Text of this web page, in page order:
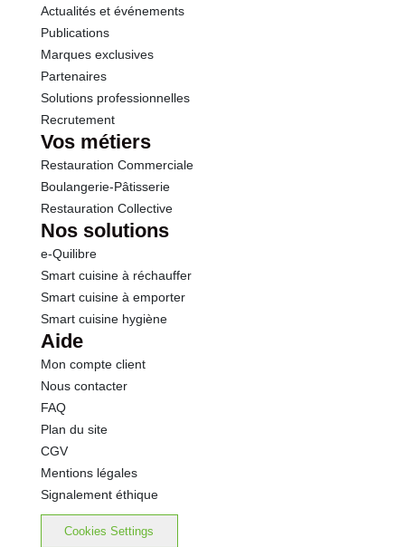
Actualités et événements
Publications
Marques exclusives
Partenaires
Solutions professionnelles
Recrutement
Vos métiers
Restauration Commerciale
Boulangerie-Pâtisserie
Restauration Collective
Nos solutions
e-Quilibre
Smart cuisine à réchauffer
Smart cuisine à emporter
Smart cuisine hygiène
Aide
Mon compte client
Nous contacter
FAQ
Plan du site
CGV
Mentions légales
Signalement éthique
Cookies Settings